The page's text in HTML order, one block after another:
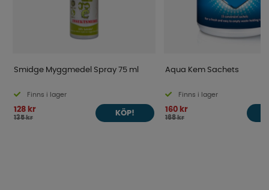
Smidge Myggmedel Spray 75 ml
Finns i lager
128 kr
135 kr
KÖP!
Aqua Kem Sachets
Finns i lager
160 kr
168 kr